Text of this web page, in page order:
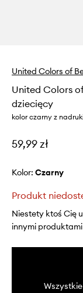
United Colors of
United Colors
dziecięcy
kolor czarny z
59,99 zł
Kolor: czarny
Produkt
Niestety ktoś Cię
innymi